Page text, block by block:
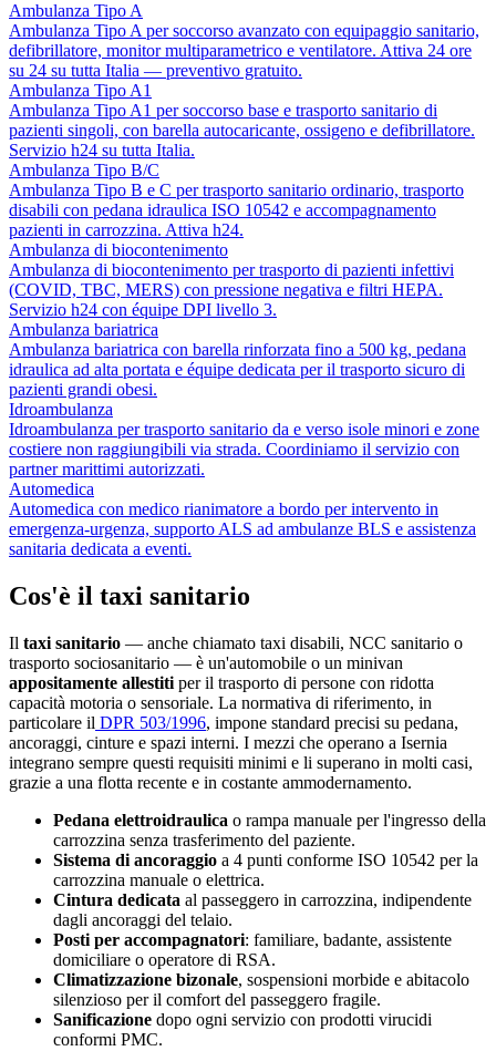
Ambulanza Tipo A
Ambulanza Tipo A per soccorso avanzato con equipaggio sanitario,
defibrillatore, monitor multiparametrico e ventilatore. Attiva 24 ore
su 24 su tutta Italia — preventivo gratuito.
Ambulanza Tipo A1
Ambulanza Tipo A1 per soccorso base e trasporto sanitario di
pazienti singoli, con barella autocaricante, ossigeno e defibrillatore.
Servizio h24 su tutta Italia.
Ambulanza Tipo B/C
Ambulanza Tipo B e C per trasporto sanitario ordinario, trasporto
disabili con pedana idraulica ISO 10542 e accompagnamento
pazienti in carrozzina. Attiva h24.
Ambulanza di biocontenimento
Ambulanza di biocontenimento per trasporto di pazienti infettivi
(COVID, TBC, MERS) con pressione negativa e filtri HEPA.
Servizio h24 con équipe DPI livello 3.
Ambulanza bariatrica
Ambulanza bariatrica con barella rinforzata fino a 500 kg, pedana
idraulica ad alta portata e équipe dedicata per il trasporto sicuro di
pazienti grandi obesi.
Idroambulanza
Idroambulanza per trasporto sanitario da e verso isole minori e zone
costiere non raggiungibili via strada. Coordiniamo il servizio con
partner marittimi autorizzati.
Automedica
Automedica con medico rianimatore a bordo per intervento in
emergenza-urgenza, supporto ALS ad ambulanze BLS e assistenza
sanitaria dedicata a eventi.
Cos'è il taxi sanitario
Il taxi sanitario — anche chiamato taxi disabili, NCC sanitario o
trasporto sociosanitario — è un'automobile o un minivan
appositamente allestiti per il trasporto di persone con ridotta
capacità motoria o sensoriale. La normativa di riferimento, in
particolare il DPR 503/1996, impone standard precisi su pedana,
ancoraggi, cinture e spazi interni. I mezzi che operano a Isernia
integrano sempre questi requisiti minimi e li superano in molti casi,
grazie a una flotta recente e in costante ammodernamento.
Pedana elettroidraulica o rampa manuale per l'ingresso della
carrozzina senza trasferimento del paziente.
Sistema di ancoraggio a 4 punti conforme ISO 10542 per la
carrozzina manuale o elettrica.
Cintura dedicata al passeggero in carrozzina, indipendente
dagli ancoraggi del telaio.
Posti per accompagnatori: familiare, badante, assistente
domiciliare o operatore di RSA.
Climatizzazione bizonale, sospensioni morbide e abitacolo
silenzioso per il comfort del passeggero fragile.
Sanificazione dopo ogni servizio con prodotti virucidi
conformi PMC.